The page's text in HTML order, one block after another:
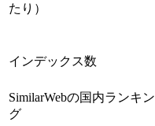
たり）
インデックス数
SimilarWebの国内ランキン
グ